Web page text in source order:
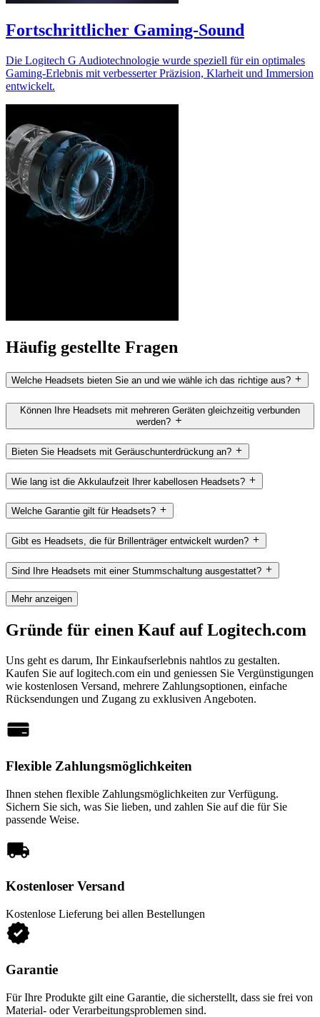
Fortschrittlicher Gaming-Sound
Die Logitech G Audiotechnologie wurde speziell für ein optimales
Gaming-Erlebnis mit verbesserter Präzision, Klarheit und Immersion
entwickelt.
Häufig gestellte Fragen
Welche Headsets bieten Sie an und wie wähle ich das richtige aus?
Können Ihre Headsets mit mehreren Geräten gleichzeitig verbunden
werden?
Bieten Sie Headsets mit Geräuschunterdrückung an?
Wie lang ist die Akkulaufzeit Ihrer kabellosen Headsets?
Welche Garantie gilt für Headsets?
Gibt es Headsets, die für Brillenträger entwickelt wurden?
Sind Ihre Headsets mit einer Stummschaltung ausgestattet?
Mehr anzeigen
Gründe für einen Kauf auf Logitech.com
Uns geht es darum, Ihr Einkaufserlebnis nahtlos zu gestalten.
Kaufen Sie auf logitech.com ein und geniessen Sie Vergünstigungen
wie kostenlosen Versand, mehrere Zahlungsoptionen, einfache
Rücksendungen und Zugang zu exklusiven Angeboten.
Flexible Zahlungsmöglichkeiten
Ihnen stehen flexible Zahlungsmöglichkeiten zur Verfügung.
Sichern Sie sich, was Sie lieben, und zahlen Sie auf die für Sie
passende Weise.
Kostenloser Versand
Kostenlose Lieferung bei allen Bestellungen
Garantie
Für Ihre Produkte gilt eine Garantie, die sicherstellt, dass sie frei von
Material- oder Verarbeitungsproblemen sind.